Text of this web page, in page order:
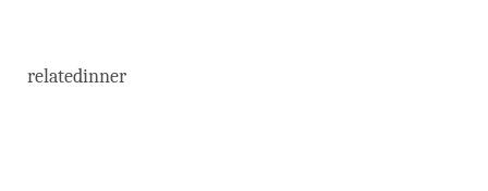
relatedinner